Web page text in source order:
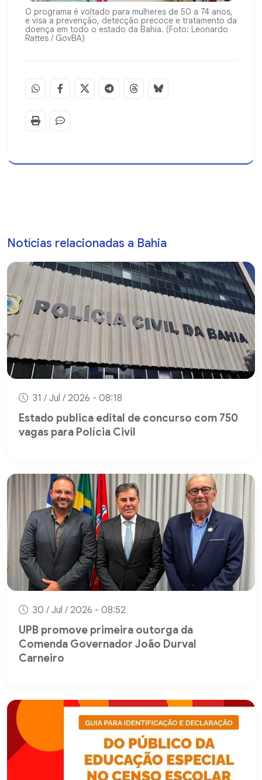
O programa é voltado para mulheres de 50 a 74 anos,
e visa a prevenção, detecção precoce e tratamento da
doença em todo o estado da Bahia. (Foto: Leonardo
Rattes / GovBA)
Notícias relacionadas a Bahia
31 / Jul / 2026 - 08:18
Estado publica edital de concurso com 750
vagas para Polícia Civil
30 / Jul / 2026 - 08:52
UPB promove primeira outorga da
Comenda Governador João Durval
Carneiro